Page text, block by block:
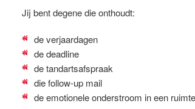
Jij bent degene die onthoudt:
de verjaardagen
de deadline
de tandartsafspraak
die follow-up mail
de emotionele onderstroom in een ruimte